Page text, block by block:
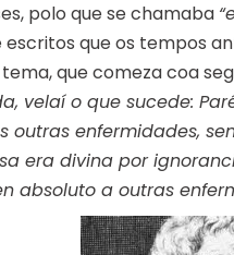
polo que se chamaba
escritos que os tempos
que comeza coa
velaí o que sucede:
outras enfermidades,
era divina por
absoluto a outras